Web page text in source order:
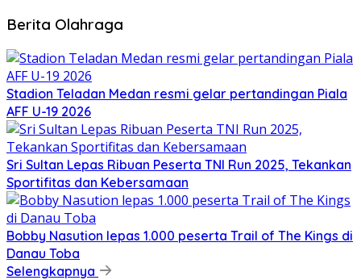
Berita Olahraga
Stadion Teladan Medan resmi gelar pertandingan Piala
AFF U-19 2026
Sri Sultan Lepas Ribuan Peserta TNI Run 2025, Tekankan
Sportifitas dan Kebersamaan
Bobby Nasution lepas 1.000 peserta Trail of The Kings di
Danau Toba
Selengkapnya